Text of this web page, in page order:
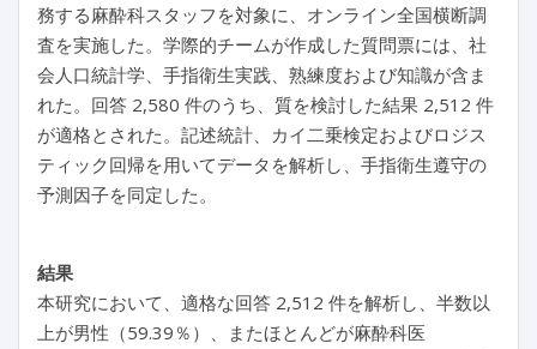
務する麻酔科スタッフを対象に、オンライン全国横断調
査を実施した。学際的チームが作成した質問票には、社
会人口統計学、手指衛生実践、熟練度および知識が含ま
れた。回答 2,580 件のうち、質を検討した結果 2,512 件
が適格とされた。記述統計、カイ二乗検定およびロジス
ティック回帰を用いてデータを解析し、手指衛生遵守の
予測因子を同定した。
結果
本研究において、適格な回答 2,512 件を解析し、半数以
上が男性（59.39％）、またほとんどが麻酔科医